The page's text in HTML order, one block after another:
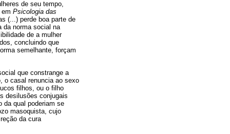
de seu tempo,
Psicologia das
(...) perde boa parte de
da norma social na
de a mulher
concluindo que
semelhante, forçam
que constrange a
o casal renuncia ao sexo
filhos, ou o filho
desilusões conjugais
da qual poderiam se
masoquista, cujo
da cura